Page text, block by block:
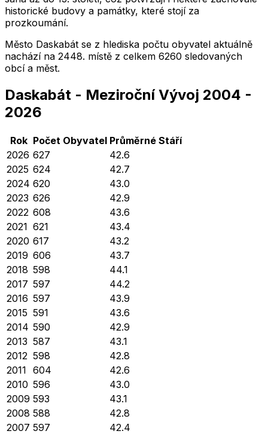
historické budovy a památky, které stojí za
prozkoumání.
Město Daskabát se z hlediska počtu obyvatel aktuálně
nachází na 2448. místě z celkem 6260 sledovaných
obcí a měst.
Daskabát - Meziroční Vývoj 2004 -
2026
Rok Počet Obyvatel Průměrné Stáří
2026 627
42.6
2025 624
42.7
2024 620
43.0
2023 626
42.9
2022 608
43.6
2021 621
43.4
2020 617
43.2
2019 606
43.7
2018 598
44.1
2017 597
44.2
2016 597
43.9
2015 591
43.6
2014 590
42.9
2013 587
43.1
2012 598
42.8
2011 604
42.6
2010 596
43.0
2009 593
43.1
2008 588
42.8
2007 597 42.4